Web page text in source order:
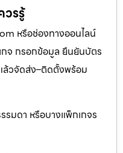
วรรู้
หรือช่องทางออนไลน์
จ กรอกข้อมูล ยืนยันบัตร
ล้วจัดส่ง–ติดตั้งพร้อม
รมดา หรือบางแพ็กเกจร